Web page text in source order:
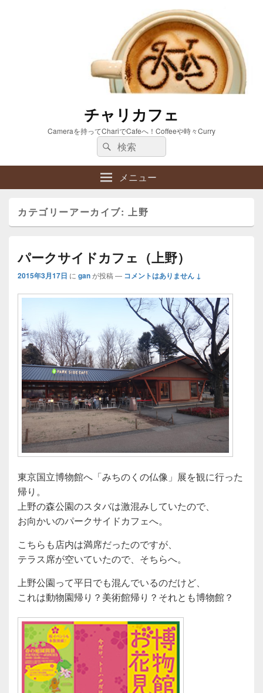
チャリカフェ
Cameraを持ってChariでCafeへ！Coffeeや時々Curry
検
索:
検
索
メニュー
カテゴリーアーカイブ:上野
パークサイドカフェ（上野）
2015年3月17日 に ganが投稿 — コメントはありません ↓
東京国立博物館へ「みちのくの仏像」展を観に行った
帰り。
上野の森公園のスタバは激混みしていたので、
お向かいのパークサイドカフェへ。
こちらも店内は満席だったのですが、
テラス席が空いていたので、そちらへ。
上野公園って平日でも混んでいるのだけど、
これは動物園帰り？美術館帰り？それとも博物館？